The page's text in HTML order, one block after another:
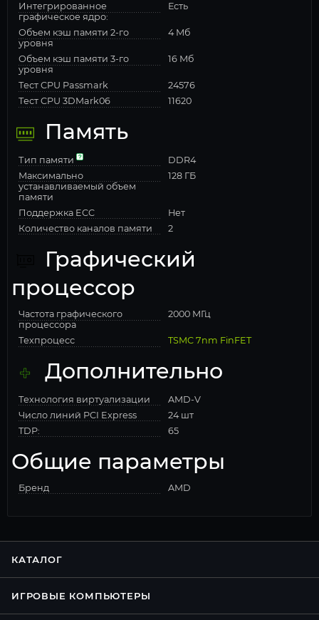
Интегрированное
графическое ядро:
Есть
Объем кэш памяти 2-го
уровня
4 Мб
Объем кэш памяти 3-го
уровня
16 Мб
Тест CPU Passmark
24576
Тест CPU 3DMark06
11620
Память
Тип памяти
DDR4
Максимально
устанавливаемый объем
памяти
128 ГБ
Поддержка ECC
Нет
Количество каналов памяти
2
Графический
процессор
Частота графического
процессора
2000 МГц
Техпроцесс TSMC 7nm FinFET
Дополнительно
Технология виртуализации
AMD-V
Число линий PCI Express
24 шт
TDP:
65
Общие параметры
Бренд AMD
КАТАЛОГ
ИГРОВЫЕ КОМПЬЮТЕРЫ